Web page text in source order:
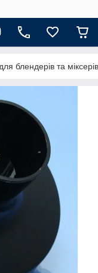
блендерів та міксерів